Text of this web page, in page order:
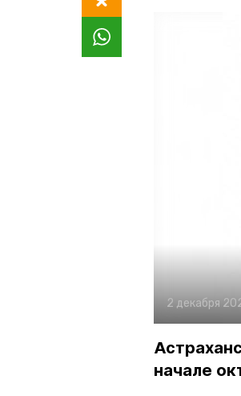
2 декабря
начале